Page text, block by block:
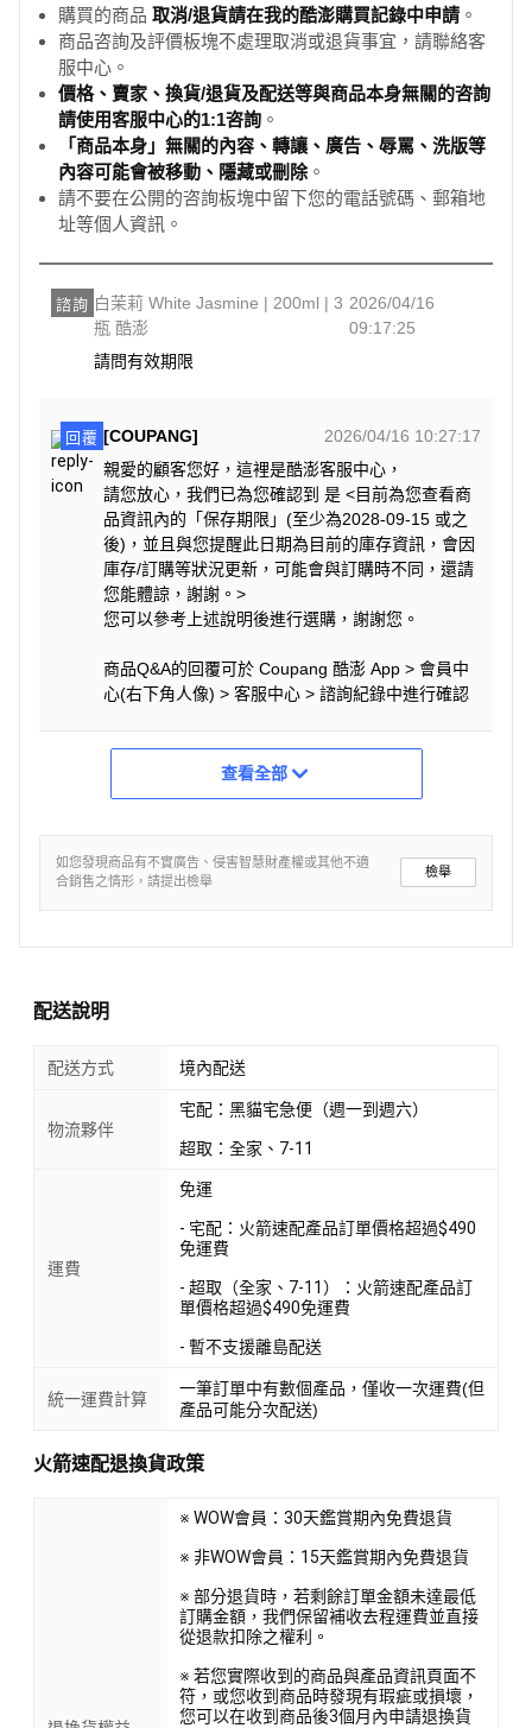
購買的商品 取消/退貨請在我的酷澎購買記錄中申請 。
商品咨詢及評價板塊不處理取消或退貨事宜，請聯絡客
服中心。
價格、賣家、換貨/退貨及配送等與商品本身無關的咨詢
請使用客服中心的1:1咨詢 。
「商品本身」無關的內容、轉讓、廣告、辱罵、洗版等
內容可能會被移動、隱藏或刪除。
請不要在公開的咨詢板塊中留下您的電話號碼、郵箱地
址等個人資訊。
諮詢 白茉莉 White Jasmine | 200ml | 3
瓶 酷澎
2026/04/16
09:17:25
請問有效期限
回覆 [COUPANG]
2026/04/16 10:27:17
親愛的顧客您好，這裡是酷澎客服中心，
請您放心，我們已為您確認到 是 <目前為您查看商
品資訊內的「保存期限」(至少為2028-09-15 或之
後)，並且與您提醒此日期為目前的庫存資訊，會因
庫存/訂購等狀況更新，可能會與訂購時不同，還請
您能體諒，謝謝。>
您可以參考上述說明後進行選購，謝謝您。
商品Q&A的回覆可於 Coupang 酷澎 App > 會員中
心(右下角人像) > 客服中心 > 諮詢紀錄中進行確認
查看全部
如您發現商品有不實廣告、侵害智慧財產權或其他不適
合銷售之情形，請提出檢舉
檢舉
配送說明
配送方式 境內配送
物流夥伴
宅配：黑貓宅急便（週一到週六）
超取：全家、7-11
運費
免運
- 宅配：火箭速配產品訂單價格超過$490
免運費
- 超取（全家、7-11）：火箭速配產品訂
單價格超過$490免運費
- 暫不支援離島配送
統一運費計算
一筆訂單中有數個產品，僅收一次運費(但
產品可能分次配送)
火箭速配退換貨政策
※ WOW會員：30天鑑賞期內免費退貨
※ 非WOW會員：15天鑑賞期內免費退貨
※ 部分退貨時，若剩餘訂單金額未達最低
訂購金額，我們保留補收去程運費並直接
從退款扣除之權利。
※ 若您實際收到的商品與產品資訊頁面不
符，或您收到商品時發現有瑕疵或損壞，
您可以在收到商品後3個月內申請退換貨